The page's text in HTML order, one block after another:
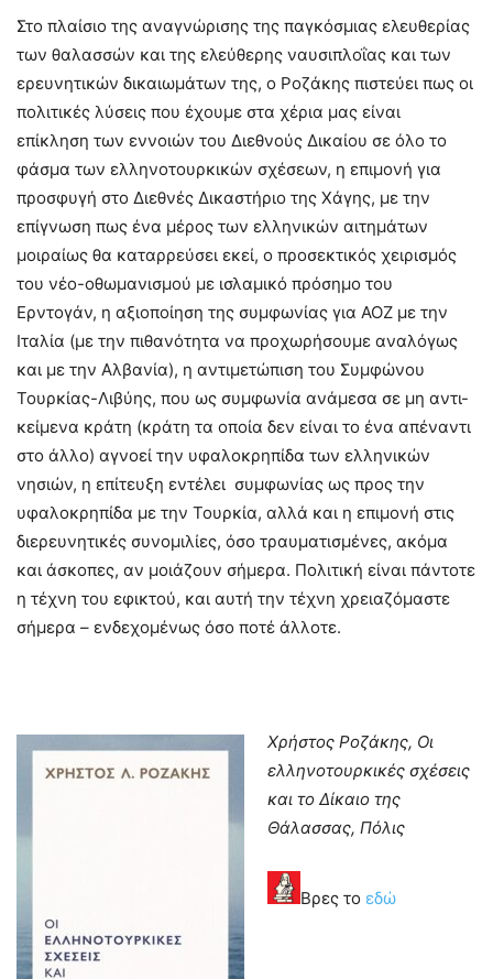
Στο πλαίσιο της αναγνώρισης της παγκόσμιας ελευθερίας
των θαλασσών και της ελεύθερης ναυσιπλοΐας και των
ερευνητικών δικαιωμάτων της, ο Ροζάκης πιστεύει πως οι
πολιτικές λύσεις που έχουμε στα χέρια μας είναι
επίκληση των εννοιών του Διεθνούς Δικαίου σε όλο το
φάσμα των ελληνοτουρκικών σχέσεων, η επιμονή για
προσφυγή στο Διεθνές Δικαστήριο της Χάγης, με την
επίγνωση πως ένα μέρος των ελληνικών αιτημάτων
μοιραίως θα καταρρεύσει εκεί, ο προσεκτικός χειρισμός
του νέο-οθωμανισμού με ισλαμικό πρόσημο του
Ερντογάν, η αξιοποίηση της συμφωνίας για ΑΟΖ με την
Ιταλία (με την πιθανότητα να προχωρήσουμε αναλόγως
και με την Αλβανία), η αντιμετώπιση του Συμφώνου
Τουρκίας-Λιβύης, που ως συμφωνία ανάμεσα σε μη αντι-
κείμενα κράτη (κράτη τα οποία δεν είναι το ένα απέναντι
στο άλλο) αγνοεί την υφαλοκρηπίδα των ελληνικών
νησιών, η επίτευξη εντέλει συμφωνίας ως προς την
υφαλοκρηπίδα με την Τουρκία, αλλά και η επιμονή στις
διερευνητικές συνομιλίες, όσο τραυματισμένες, ακόμα
και άσκοπες, αν μοιάζουν σήμερα. Πολιτική είναι πάντοτε
η τέχνη του εφικτού, και αυτή την τέχνη χρειαζόμαστε
σήμερα – ενδεχομένως όσο ποτέ άλλοτε.
Χρήστος Ροζάκης, Οι
ελληνοτουρκικές σχέσεις
και το Δίκαιο της
Θάλασσας, Πόλις
Βρες το εδώ